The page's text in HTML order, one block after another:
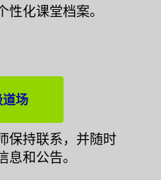
性化课堂档案。
场
保持联系，并随时
息和公告。